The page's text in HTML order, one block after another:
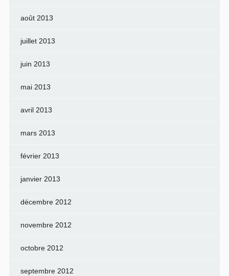
août 2013
juillet 2013
juin 2013
mai 2013
avril 2013
mars 2013
février 2013
janvier 2013
décembre 2012
novembre 2012
octobre 2012
septembre 2012